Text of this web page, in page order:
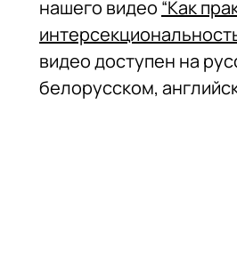
нашего видео “Как
видео доступен на
белорусском,